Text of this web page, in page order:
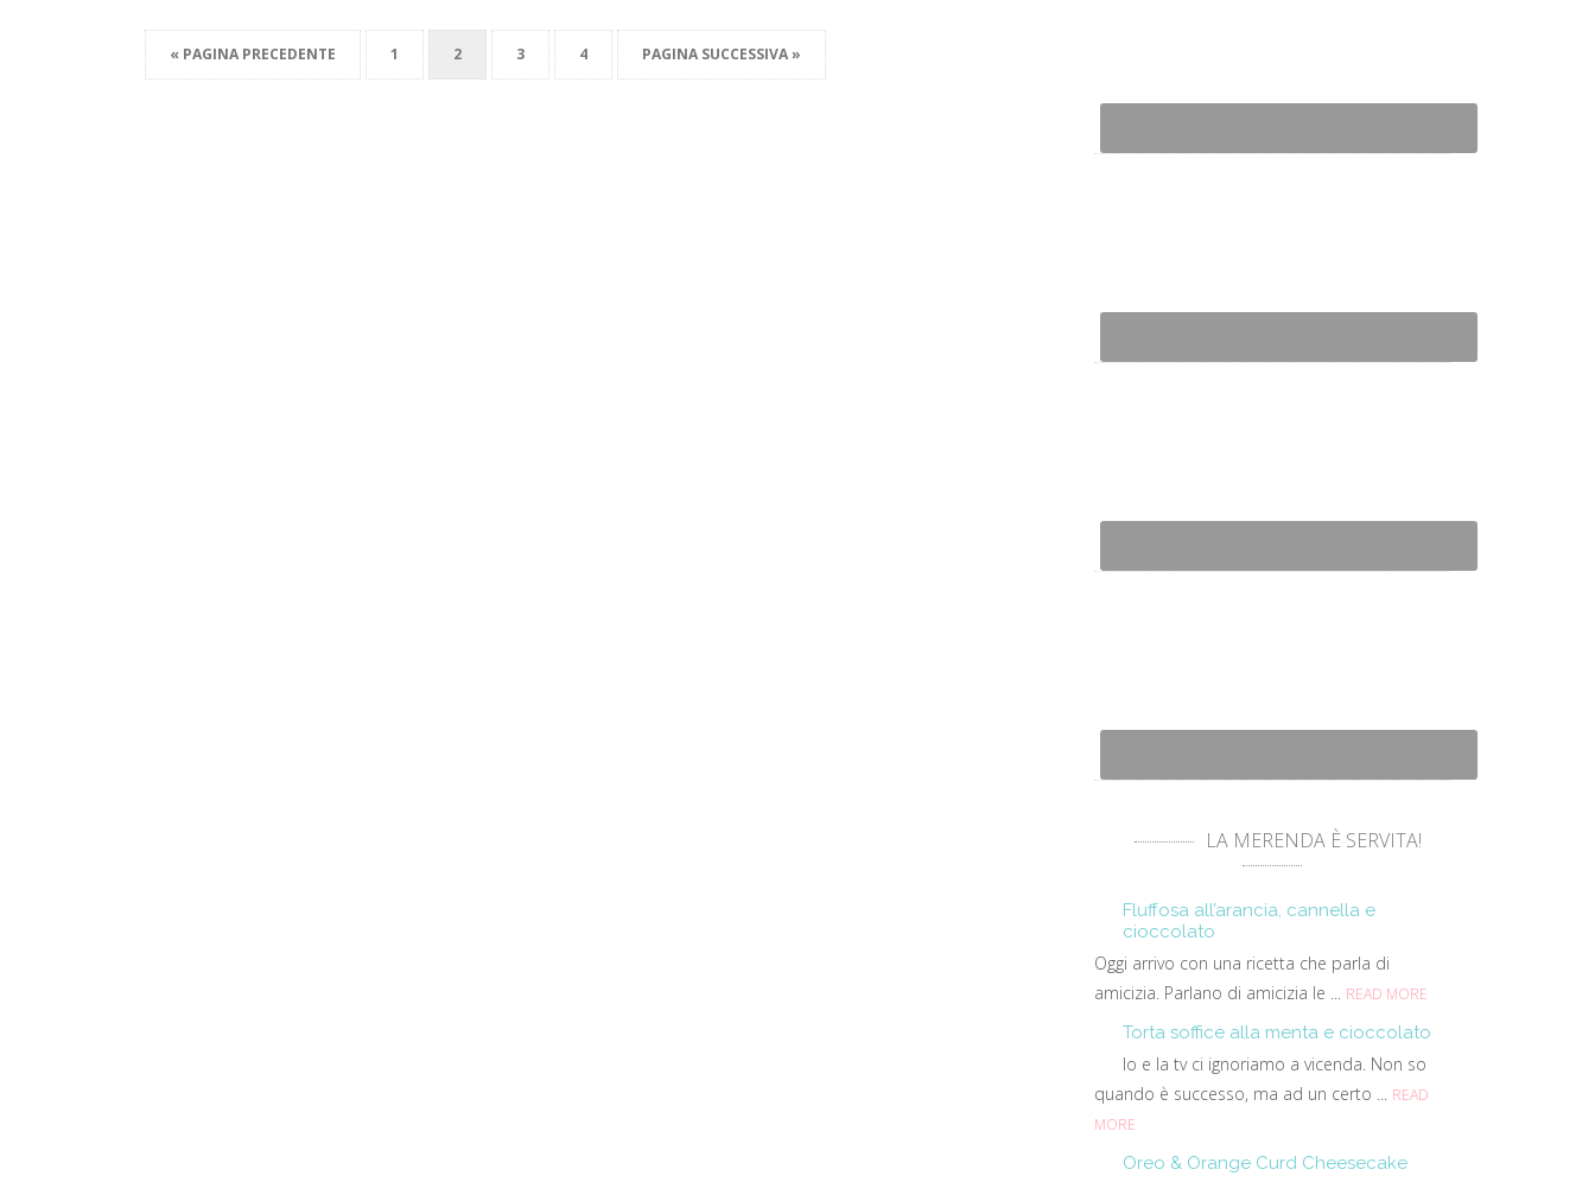
« PAGINA PRECEDENTE 1 2 3 4 PAGINA SUCCESSIVA »
LA MERENDA È SERVITA!
Fluffosa all’arancia, cannella e
cioccolato
Oggi arrivo con una ricetta che parla di
amicizia. Parlano di amicizia le ... READ MORE
Torta soffice alla menta e cioccolato
Io e la tv ci ignoriamo a vicenda. Non so
quando è successo, ma ad un certo ... READ
MORE
Oreo & Orange Curd Cheesecake